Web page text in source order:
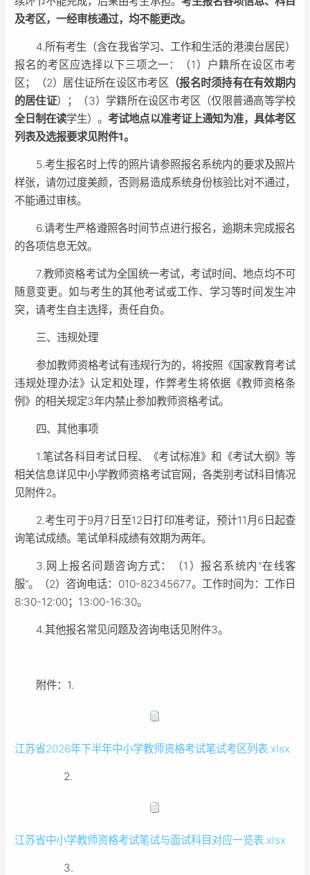
及考区，一经审核通过，均不能更改。
4.所有考生（含在我省学习、工作和生活的港澳台居民）
报名的考区应选择以下三项之一：（1）户籍所在设区市考
区；（2）居住证所在设区市考区 （报名时须持有在有效期内
的居住证）；（3）学籍所在设区市考区（仅限普通高等学校
全日制在读学生）。考试地点以准考证上通知为准，具体考区
列表及选报要求见附件1。
5.考生报名时上传的照片请参照报名系统内的要求及照片
样张，请勿过度美颜，否则易造成系统身份核验比对不通过，
不能通过审核。
6.请考生严格遵照各时间节点进行报名，逾期未完成报名
的各项信息无效。
7.教师资格考试为全国统一考试，考试时间、地点均不可
随意变更。如与考生的其他考试或工作、学习等时间发生冲
突，请考生自主选择，责任自负。
三、违规处理
参加教师资格考试有违规行为的，将按照《国家教育考试
违规处理办法》认定和处理，作弊考生将依据《教师资格条
例》的相关规定3年内禁止参加教师资格考试。
四、其他事项
1.笔试各科目考试日程、《考试标准》和《考试大纲》等
相关信息详见中小学教师资格考试官网，各类别考试科目情况
见附件2。
2.考生可于9月7日至12日打印准考证，预计11月6日起查
询笔试成绩。笔试单科成绩有效期为两年。
3.网上报名问题咨询方式：（1）报名系统内“在线客
服”。（2）咨询电话：010-82345677。工作时间为：工作日
8:30-12:00；13:00-16:30。
4.其他报名常见问题及咨询电话见附件3。
附件：1.
江苏省2026年下半年中小学教师资格考试笔试考区列表.xlsx
2.
江苏省中小学教师资格考试笔试与面试科目对应一览表.xlsx
3.